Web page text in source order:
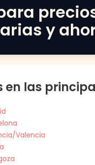
y
en las
Valencia